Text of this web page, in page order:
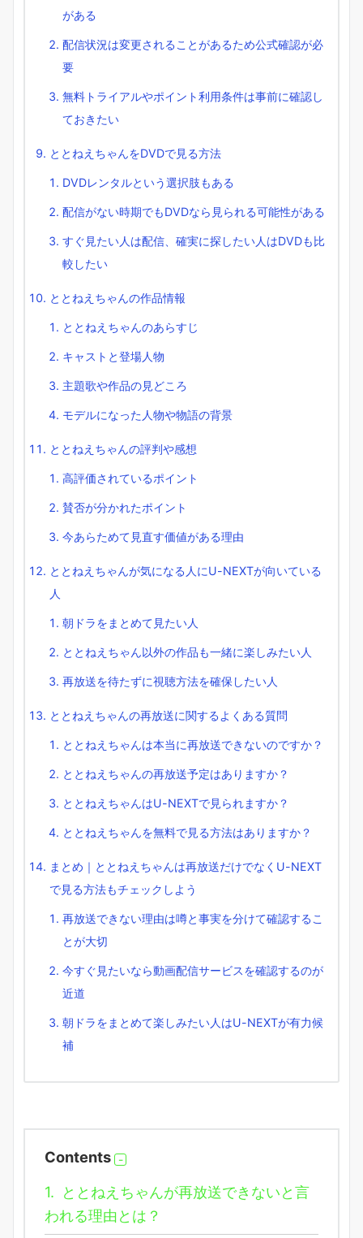
がある
配信状況は変更されることがあるため公式確認が必
要
無料トライアルやポイント利用条件は事前に確認し
ておきたい
ととねえちゃんをDVDで見る方法
DVDレンタルという選択肢もある
配信がない時期でもDVDなら見られる可能性がある
すぐ見たい人は配信、確実に探したい人はDVDも比
較したい
ととねえちゃんの作品情報
ととねえちゃんのあらすじ
キャストと登場人物
主題歌や作品の見どころ
モデルになった人物や物語の背景
ととねえちゃんの評判や感想
高評価されているポイント
賛否が分かれたポイント
今あらためて見直す価値がある理由
ととねえちゃんが気になる人にU-NEXTが向いている
人
朝ドラをまとめて見たい人
ととねえちゃん以外の作品も一緒に楽しみたい人
再放送を待たずに視聴方法を確保したい人
ととねえちゃんの再放送に関するよくある質問
ととねえちゃんは本当に再放送できないのですか？
ととねえちゃんの再放送予定はありますか？
ととねえちゃんはU-NEXTで見られますか？
ととねえちゃんを無料で見る方法はありますか？
まとめ｜ととねえちゃんは再放送だけでなくU-NEXT
で見る方法もチェックしよう
再放送できない理由は噂と事実を分けて確認するこ
とが大切
今すぐ見たいなら動画配信サービスを確認するのが
近道
朝ドラをまとめて楽しみたい人はU-NEXTが有力候
補
Contents
1. ととねえちゃんが再放送できないと言
われる理由とは？